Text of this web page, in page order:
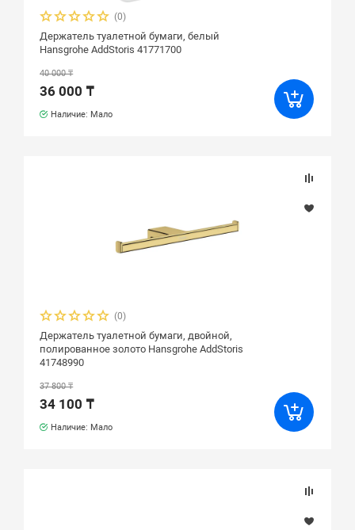
(0)
Держатель туалетной бумаги, белый
Hansgrohe AddStoris 41771700
40 000 ₸
36 000 ₸
Наличие: Мало
(0)
Держатель туалетной бумаги, двойной,
полированное золото Hansgrohe AddStoris
41748990
37 800 ₸
34 100 ₸
Наличие: Мало